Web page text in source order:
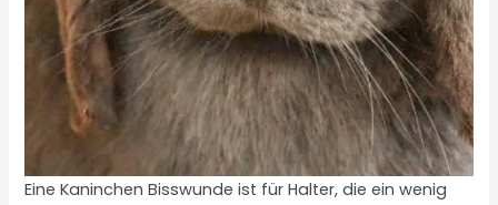
Eine Kaninchen Bisswunde ist für Halter, die ein wenig